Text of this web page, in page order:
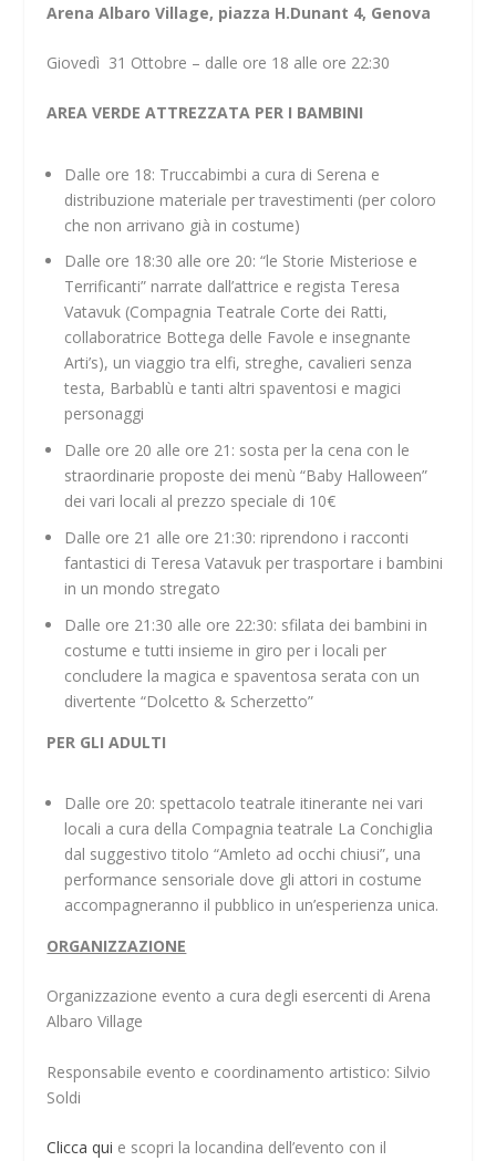
Arena Albaro Village, piazza H.Dunant 4, Genova
Giovedì 31 Ottobre – dalle ore 18 alle ore 22:30
AREA VERDE ATTREZZATA PER I BAMBINI
Dalle ore 18: Truccabimbi a cura di Serena e
distribuzione materiale per travestimenti (per coloro
che non arrivano già in costume)
Dalle ore 18:30 alle ore 20: “le Storie Misteriose e
Terrificanti” narrate dall’attrice e regista Teresa
Vatavuk (Compagnia Teatrale Corte dei Ratti,
collaboratrice Bottega delle Favole e insegnante
Arti’s), un viaggio tra elfi, streghe, cavalieri senza
testa, Barbablù e tanti altri spaventosi e magici
personaggi
Dalle ore 20 alle ore 21: sosta per la cena con le
straordinarie proposte dei menù “Baby Halloween”
dei vari locali al prezzo speciale di 10€
Dalle ore 21 alle ore 21:30: riprendono i racconti
fantastici di Teresa Vatavuk per trasportare i bambini
in un mondo stregato
Dalle ore 21:30 alle ore 22:30: sfilata dei bambini in
costume e tutti insieme in giro per i locali per
concludere la magica e spaventosa serata con un
divertente “Dolcetto & Scherzetto”
PER GLI ADULTI
Dalle ore 20: spettacolo teatrale itinerante nei vari
locali a cura della Compagnia teatrale La Conchiglia
dal suggestivo titolo “Amleto ad occhi chiusi”, una
performance sensoriale dove gli attori in costume
accompagneranno il pubblico in un’esperienza unica.
ORGANIZZAZIONE
Organizzazione evento a cura degli esercenti di Arena
Albaro Village
Responsabile evento e coordinamento artistico: Silvio
Soldi
Clicca qui e scopri la locandina dell’evento con il